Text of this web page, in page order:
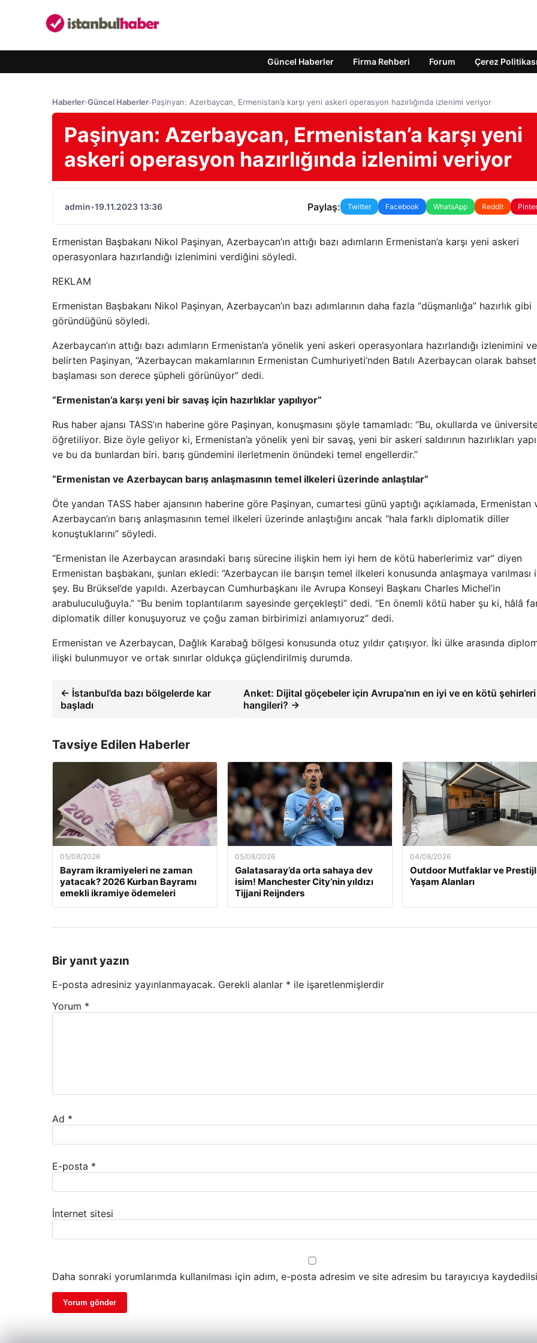
Güncel Haberler Firma Rehberi Forum Çerez Politikası
Haberler›Güncel Haberler›Paşinyan: Azerbaycan, Ermenistan’a karşı yeni askeri operasyon hazırlığında izlenimi veriyor
Paşinyan: Azerbaycan, Ermenistan’a karşı yeni
askeri operasyon hazırlığında izlenimi veriyor
admin•19.11.2023 13:36 Paylaş: Twitter Facebook WhatsApp Reddit
Ermenistan Başbakanı Nikol Paşinyan, Azerbaycan’ın attığı bazı adımların Ermenistan’a karşı yeni askeri
operasyonlara hazırlandığı izlenimini verdiğini söyledi.
REKLAM
Ermenistan Başbakanı Nikol Paşinyan, Azerbaycan’ın bazı adımlarının daha fazla “düşmanlığa” hazırlık gibi
göründüğünü söyledi.
Azerbaycan’ın attığı bazı adımların Ermenistan’a yönelik yeni askeri operasyonlara hazırlandığı izlenimini
belirten Paşinyan, “Azerbaycan makamlarının Ermenistan Cumhuriyeti’nden Batılı Azerbaycan olarak
başlaması son derece şüpheli görünüyor” dedi.
“Ermenistan’a karşı yeni bir savaş için hazırlıklar yapılıyor”
Rus haber ajansı TASS’ın haberine göre Paşinyan, konuşmasını şöyle tamamladı: “Bu, okullarda ve
öğretiliyor. Bize öyle geliyor ki, Ermenistan’a yönelik yeni bir savaş, yeni bir askeri saldırının hazırlıkları
ve bu da bunlardan biri. barış gündemini ilerletmenin önündeki temel engellerdir.”
“Ermenistan ve Azerbaycan barış anlaşmasının temel ilkeleri üzerinde anlaştılar”
Öte yandan TASS haber ajansının haberine göre Paşinyan, cumartesi günü yaptığı açıklamada, Ermenistan
Azerbaycan’ın barış anlaşmasının temel ilkeleri üzerinde anlaştığını ancak “hala farklı diplomatik diller
konuştuklarını” söyledi.
“Ermenistan ile Azerbaycan arasındaki barış sürecine ilişkin hem iyi hem de kötü haberlerimiz var” diyen
Ermenistan başbakanı, şunları ekledi: “Azerbaycan ile barışın temel ilkeleri konusunda anlaşmaya varılması
şey. Bu Brüksel’de yapıldı. Azerbaycan Cumhurbaşkanı ile Avrupa Konseyi Başkanı Charles Michel’in
arabuluculuğuyla.” “Bu benim toplantılarım sayesinde gerçekleşti” dedi. “En önemli kötü haber şu ki, hâlâ
diplomatik diller konuşuyoruz ve çoğu zaman birbirimizi anlamıyoruz” dedi.
Ermenistan ve Azerbaycan, Dağlık Karabağ bölgesi konusunda otuz yıldır çatışıyor. İki ülke arasında
ilişki bulunmuyor ve ortak sınırlar oldukça güçlendirilmiş durumda.
← İstanbul’da bazı bölgelerde kar
başladı
Anket: Dijital göçebeler için Avrupa’nın en iyi ve en kötü şehirleri
hangileri? →
Tavsiye Edilen Haberler
05/08/2026
Bayram ikramiyeleri ne zaman
yatacak? 2026 Kurban Bayramı
emekli ikramiye ödemeleri
05/08/2026
Galatasaray’da orta sahaya dev
isim! Manchester City’nin yıldızı
Tijjani Reijnders
04/08/2026
Outdoor Mutfaklar ve
Yaşam Alanları
Bir yanıt yazın
E-posta adresiniz yayınlanmayacak. Gerekli alanlar * ile işaretlenmişlerdir
Yorum *
Ad *
E-posta *
İnternet sitesi
Daha sonraki yorumlarımda kullanılması için adım, e-posta adresim ve site adresim bu tarayıcıya